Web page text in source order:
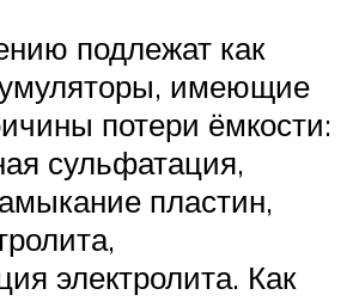
подлежат как
имеющие
потери ёмкости:
сульфатация,
пластин,
электролита. Как